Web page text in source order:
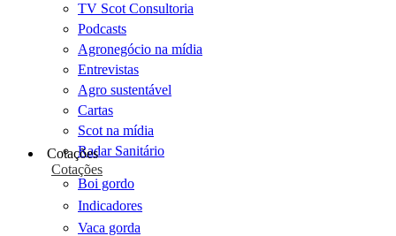
TV Scot Consultoria
Podcasts
Agronegócio na mídia
Entrevistas
Agro sustentável
Cartas
Scot na mídia
Radar Sanitário
Cotações
Cotações
Boi gordo
Indicadores
Vaca gorda